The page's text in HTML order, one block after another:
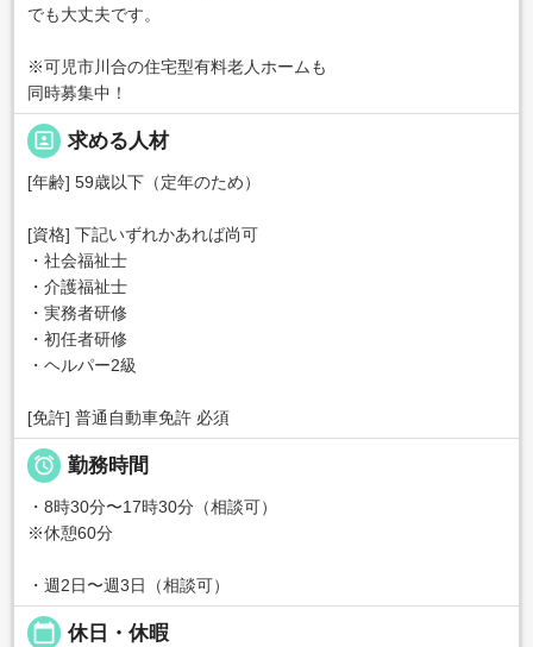
でも大丈夫です。
※可児市川合の住宅型有料老人ホームも
同時募集中！
portrait 求める人材
[年齢] 59歳以下（定年のため）
[資格] 下記いずれかあれば尚可
・社会福祉士
・介護福祉士
・実務者研修
・初任者研修
・ヘルパー2級
[免許] 普通自動車免許 必須
 勤務時間
・8時30分〜17時30分（相談可）
※休憩60分
・週2日〜週3日（相談可）
calendar_today 休日・休暇